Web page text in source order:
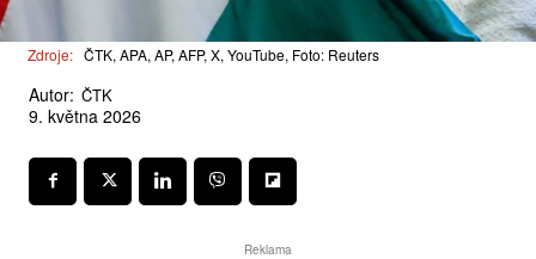
Zdroje: ČTK, APA, AP, AFP, X, YouTube, Foto: Reuters
Autor: ČTK
9. května 2026
Reklama